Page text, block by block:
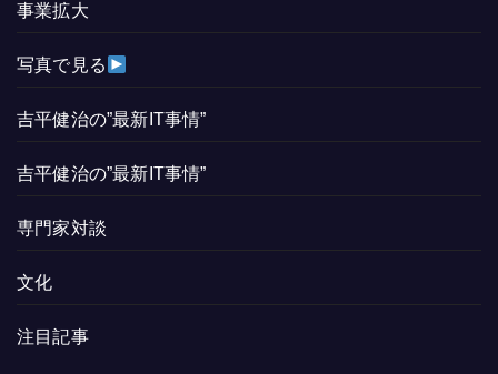
事業拡大
写真で見る
吉平健治の”最新IT事情”
吉平健治の”最新IT事情”
専門家対談
文化
注目記事